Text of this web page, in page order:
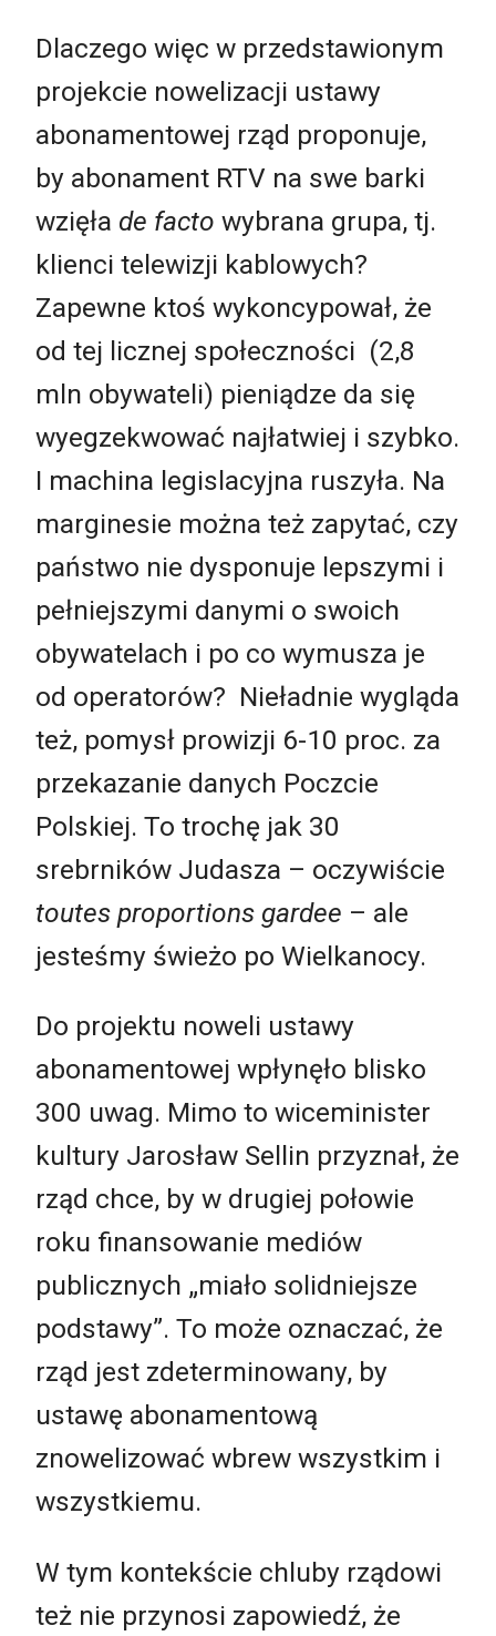
Dlaczego więc w przedstawionym
projekcie nowelizacji ustawy
abonamentowej rząd proponuje,
by abonament RTV na swe barki
wzięła de facto wybrana grupa, tj.
klienci telewizji kablowych?
Zapewne ktoś wykoncypował, że
od tej licznej społeczności (2,8
mln obywateli) pieniądze da się
wyegzekwować najłatwiej i szybko.
I machina legislacyjna ruszyła. Na
marginesie można też zapytać, czy
państwo nie dysponuje lepszymi i
pełniejszymi danymi o swoich
obywatelach i po co wymusza je
od operatorów? Nieładnie wygląda
też, pomysł prowizji 6-10 proc. za
przekazanie danych Poczcie
Polskiej. To trochę jak 30
srebrników Judasza – oczywiście
toutes proportions gardee – ale
jesteśmy świeżo po Wielkanocy.
Do projektu noweli ustawy
abonamentowej wpłynęło blisko
300 uwag. Mimo to wiceminister
kultury Jarosław Sellin przyznał, że
rząd chce, by w drugiej połowie
roku finansowanie mediów
publicznych „miało solidniejsze
podstawy”. To może oznaczać, że
rząd jest zdeterminowany, by
ustawę abonamentową
znowelizować wbrew wszystkim i
wszystkiemu.
W tym kontekście chluby rządowi
też nie przynosi zapowiedź, że